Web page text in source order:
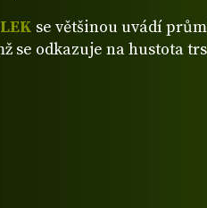
se většinou uvádí
se odkazuje na hustota